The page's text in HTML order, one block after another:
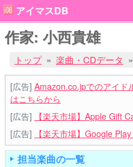
アイマスDB
作家: 小西貴雄
トップ 楽曲・CDデータ
[広告] Amazon.co.jpでのアイド
はこちらから
[広告]
【楽天市場】Apple Gift
[広告]
【楽天市場】Google
担当楽曲の一覧